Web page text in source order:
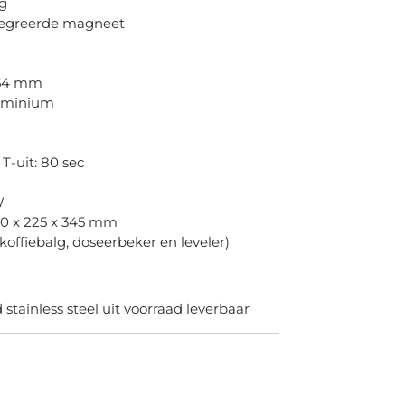
magneet
mm
T-uit: 80 sec
x 225 x 345 mm
doseerbeker en leveler)
steel uit voorraad leverbaar